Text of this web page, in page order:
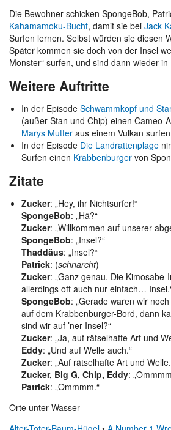
Die Bewohner schicken SpongeBob,
Kahamamoku-Bucht, damit sie bei Jack
Surfen lernen. Selbst würden sie diesen
Später kommen sie doch von der Insel
Monster“ surfen, und sind dann wieder in
Weitere Auftritte
In der Episode Schwammkopf und
(außer Stan und Chip) einen Cameo-
Marys Mutter aus einem Vulkan
In der Episode Die Landrattenplage
Surfen einen Krabbenburger von
Zitate
Zucker: „Hey, ihr Nichtsurfer!“
SpongeBob: „Hä?“
Zucker: „Willkommen auf unserer
SpongeBob: „Insel?“
Thaddäus: „Insel?“
Patrick: (schnarcht)
Zucker: „Ganz genau. Die Kimosabe-
allerdings oft auch nur einfach…
SpongeBob: „Gerade waren wir
auf dem Krabbenburger-Bord, dann
sind wir auf ’ner Insel?“
Zucker: „Ja, auf rätselhafte Art und
Eddy: „Und auf Welle auch.“
Zucker: „Auf rätselhafte Art und
Zucker, Big G, Chip, Eddy:
Patrick: „Ommmm.“
Orte unter Wasser